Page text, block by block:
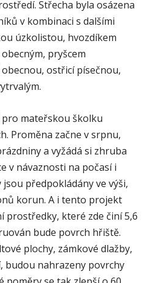
Střecha byla osázena
v kombinaci s dalšími
úzkolistou, hvozdíkem
pryšcem
ostřicí písečnou,
mateřskou školku
Proměna začne v srpnu,
a vyžádá si zhruba
v návaznosti na počasí i
předpokládány ve výši,
korun. A i tento projekt
prostředky, které zde činí 5,6
bude povrch hřiště.
plochy, zámkové dlažby,
nahrazeny povrchy